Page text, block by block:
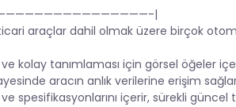
|
araçlar dahil olmak üzere birçok
ve kolay tanımlaması için görsel öğeler
aracın anlık verilerine erişim
spesifikasyonlarını içerir, sürekli güncel